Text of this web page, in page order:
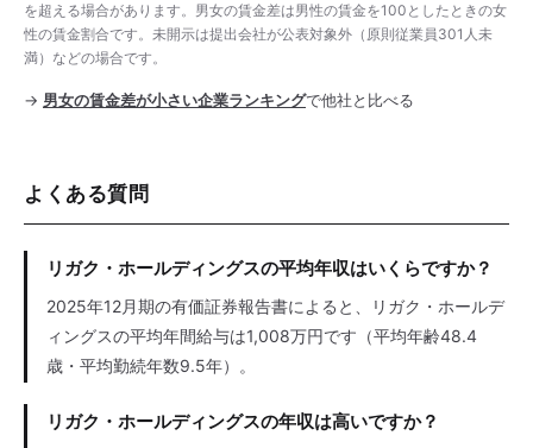
を超える場合があります。男女の賃金差は男性の賃金を100としたときの女
性の賃金割合です。未開示は提出会社が公表対象外（原則従業員301人未
満）などの場合です。
→ 男女の賃金差が小さい企業ランキングで他社と比べる
よくある質問
リガク・ホールディングスの平均年収はいくらですか？
2025年12月期の有価証券報告書によると、リガク・ホールデ
ィングスの平均年間給与は1,008万円です（平均年齢48.4
歳・平均勤続年数9.5年）。
リガク・ホールディングスの年収は高いですか？